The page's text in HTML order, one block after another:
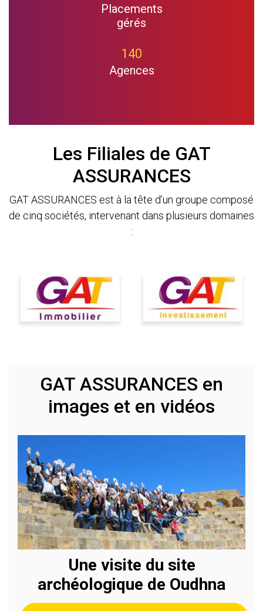
Placements
gérés
140
Agences
Les Filiales de GAT
ASSURANCES
GAT ASSURANCES est à la tête d’un groupe composé
de cinq sociétés, intervenant dans plusieurs domaines
:
GAT ASSURANCES en
images et en vidéos
Une visite du site
archéologique de Oudhna